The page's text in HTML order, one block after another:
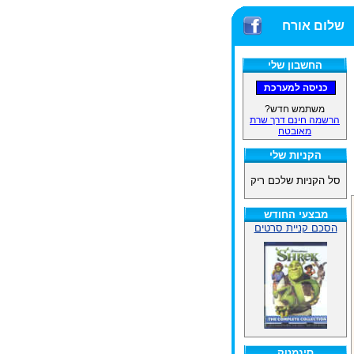
שלום אורח
החשבון שלי
משתמש חדש?
הרשמה חינם דרך שרת
מאובטח
הקניות שלי
סל הקניות שלכם ריק
מבצעי החודש
הסכם קניית סרטים